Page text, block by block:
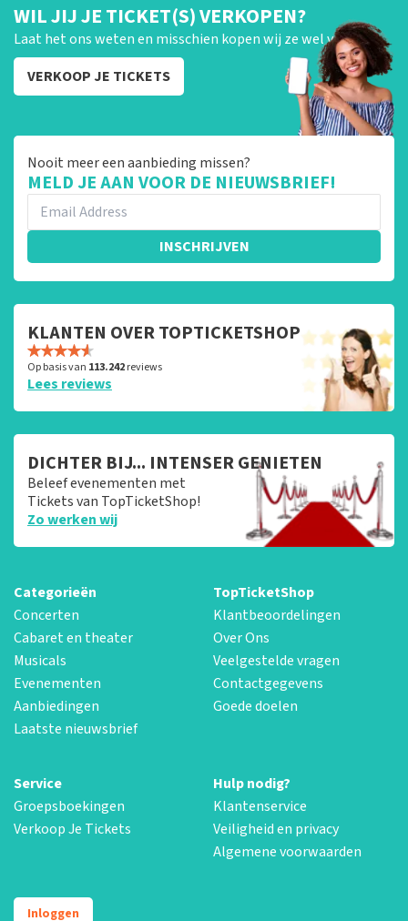
WIL JIJ JE TICKET(S) VERKOPEN?
Laat het ons weten en misschien kopen wij ze wel van je!
VERKOOP JE TICKETS
Nooit meer een aanbieding missen?
MELD JE AAN VOOR DE NIEUWSBRIEF!
INSCHRIJVEN
KLANTEN OVER TOPTICKETSHOP
Op basis van 113.242reviews
Lees reviews
DICHTER BIJ... INTENSER GENIETEN
Beleef evenementen met
Tickets van TopTicketShop!
Zo werken wij
Categorieën
Concerten
Cabaret en theater
Musicals
Evenementen
Aanbiedingen
Laatste nieuwsbrief
TopTicketShop
Klantbeoordelingen
Over Ons
Veelgestelde vragen
Contactgegevens
Goede doelen
Service
Groepsboekingen
Verkoop Je Tickets
Hulp nodig?
Klantenservice
Veiligheid en privacy
Algemene voorwaarden
Inloggen